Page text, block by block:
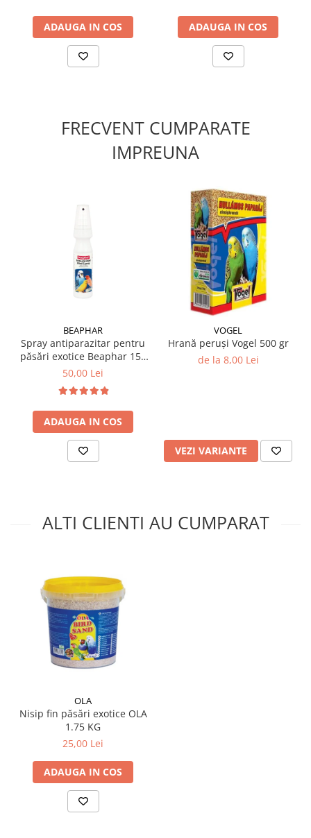
ADAUGA IN COS ADAUGA IN COS
FRECVENT CUMPARATE
IMPREUNA
BEAPHAR
Spray antiparazitar pentru
păsări exotice Beaphar 150
ml
50,00 Lei
ADAUGA IN COS
VOGEL
Hrană peruși Vogel 500 gr
de la 8,00 Lei
VEZI VARIANTE
ALTI CLIENTI AU CUMPARAT
OLA
Nisip fin păsări exotice OLA
1.75 KG
25,00 Lei
ADAUGA IN COS